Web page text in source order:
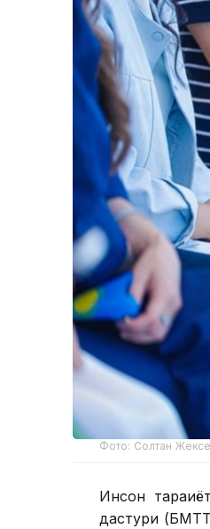
Фото: Солтан
Инсон
дастури